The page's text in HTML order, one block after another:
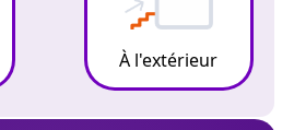
À l'extérieur